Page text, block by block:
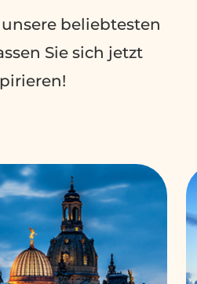
beliebtesten
Sie sich jetzt